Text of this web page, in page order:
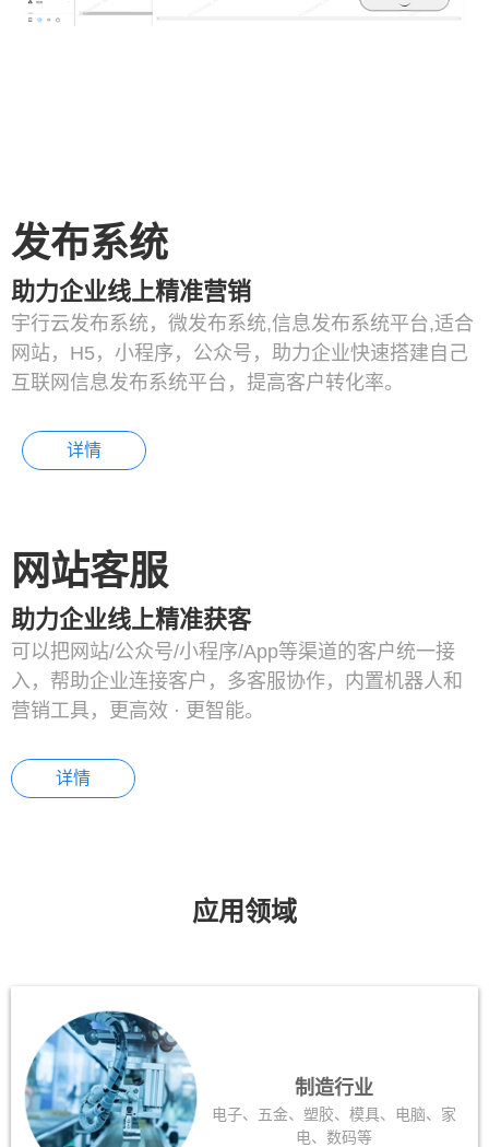
发布系统
助力企业线上精准营销
宇行云发布系统，微发布系统,信息发布系统平台,适合
网站，H5，小程序，公众号，助力企业快速搭建自己
互联网信息发布系统平台，提高客户转化率。
详情
网站客服
助力企业线上精准获客
可以把网站/公众号/小程序/App等渠道的客户统一接
入，帮助企业连接客户，多客服协作，内置机器人和
营销工具，更高效 · 更智能。
详情
应用领域
制造行业
电子、五金、塑胶、模具、电脑、家
电、数码等